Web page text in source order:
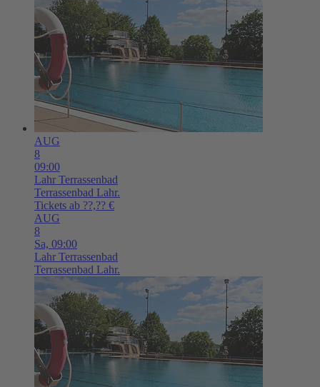
AUG
8
09:00
Lahr Terrassenbad
Terrassenbad Lahr.
Tickets ab ??,?? €
AUG
8
Sa, 09:00
Lahr Terrassenbad
Terrassenbad Lahr.